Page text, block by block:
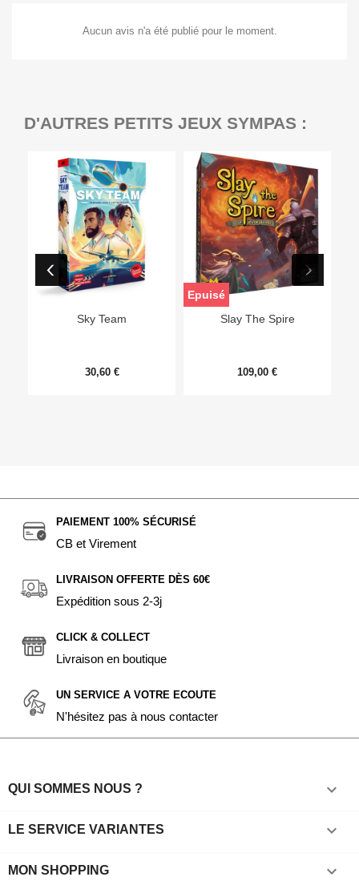
Aucun avis n'a été publié pour le moment.
D'AUTRES PETITS JEUX SYMPAS :
Sky Team
30,60 €
Slay The Spire
109,00 €
Epuisé
PAIEMENT 100% SÉCURISÉ
CB et Virement
LIVRAISON OFFERTE DÈS 60€
Expédition sous 2-3j
CLICK & COLLECT
Livraison en boutique
UN SERVICE A VOTRE ECOUTE
N'hésitez pas à nous contacter
QUI SOMMES NOUS ? 
LE SERVICE VARIANTES 
MON SHOPPING 